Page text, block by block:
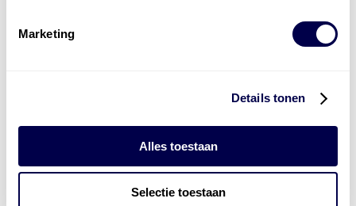
Marketing
Details tonen
Alles toestaan
Selectie toestaan
tankstationsen duizenden
laadpassen